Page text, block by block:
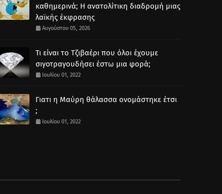
καθημερινά; Η ανατολίτικη διαδρομή μιας
λαϊκής έκφρασης
Αυγούστου 05, 2026
Τι είναι το Τζιβαέρι που όλοι έχουμε
σιγοτραγουδήσει έστω μια φορά;
Ιουλίου 01, 2022
Γιατι η Μαύρη θάλασσα ονομάστηκε έτσι
;
Ιουλίου 01, 2022